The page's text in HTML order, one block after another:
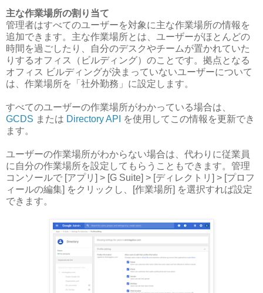
主な作業場所の割り当て
管理者はすべてのユーザーを対象に主な作業場所の情報を
追加できます。主な作業場所とは、ユーザーがほとんどの
時間を過ごしたり、自分のデスクやチームが置かれていた
りするオフィス（ビルディング）のことです。拠点となる
オフィス ビルディングが決まっていないユーザーについて
は、作業場所を「社外勤務」に設定します。
すべてのユーザーの作業場所がわかっている場合は、
GCDS または Directory API
を使用してこの情報を更新でき
ます。
ユーザーの作業場所がわからない場合は、代わりに従業員
に自分の作業場所を設定してもらうこともできます。管理
コンソールで [アプリ] > [G Suite] > [ディレクトリ] > [プロフ
ィールの編集] をクリックし、[作業場所] を選択すれば設定
できます。